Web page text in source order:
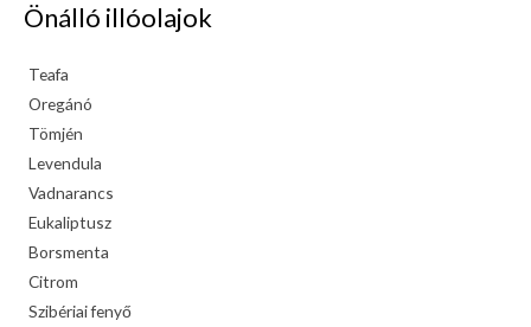
Önálló illóolajok
Teafa
Oregánó
Tömjén
Levendula
Vadnarancs
Eukaliptusz
Borsmenta
Citrom
Szibériai fenyő